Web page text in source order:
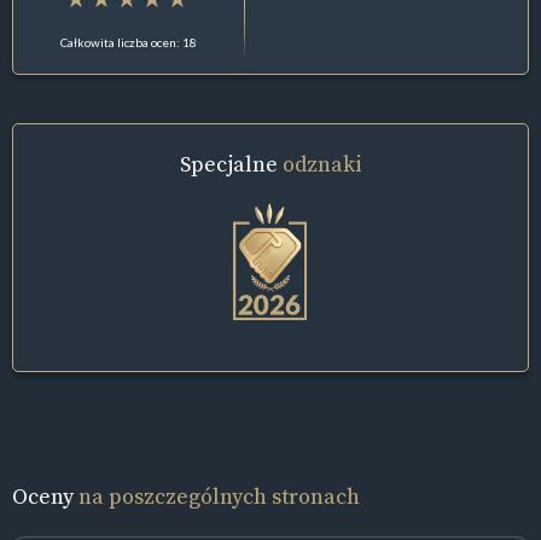
Całkowita liczba ocen: 18
Specjalne odznaki
Ocenyna poszczególnych stronach